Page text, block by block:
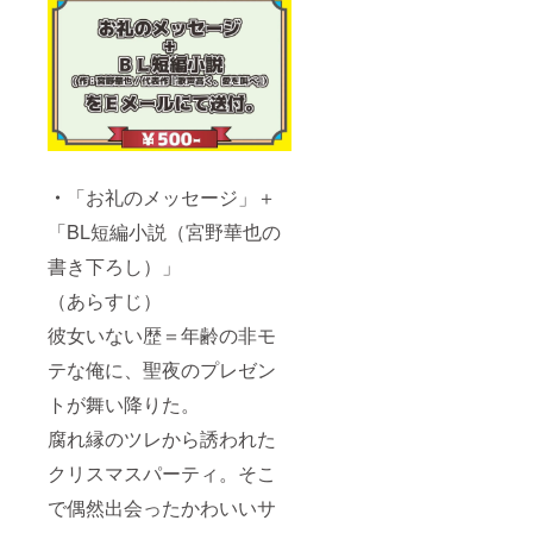
・
「お礼のメッセージ」＋
「BL短編小説（宮野華也の
書き下ろし）」
（あらすじ）
彼女いない歴＝年齢の非モ
テな俺に、聖夜のプレゼン
トが舞い降りた。
腐れ縁のツレから誘われた
クリスマスパーティ。そこ
で偶然出会ったかわいいサ